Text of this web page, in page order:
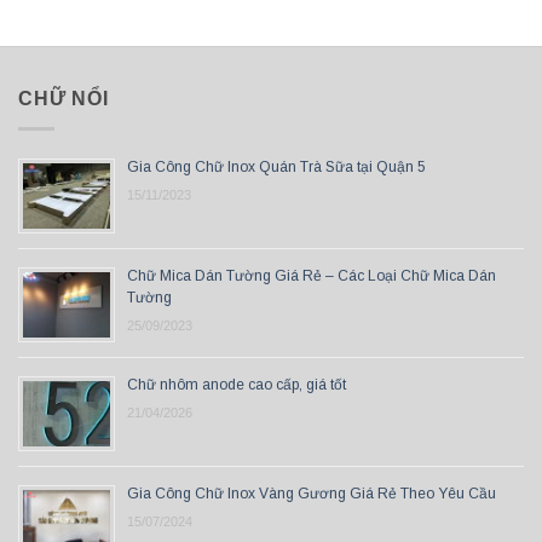
CHỮ NỔI
Gia Công Chữ Inox Quán Trà Sữa tại Quận 5
15/11/2023
Chữ Mica Dán Tường Giá Rẻ – Các Loại Chữ Mica Dán
Tường
25/09/2023
Chữ nhôm anode cao cấp, giá tốt
21/04/2026
Gia Công Chữ Inox Vàng Gương Giá Rẻ Theo Yêu Cầu
15/07/2024